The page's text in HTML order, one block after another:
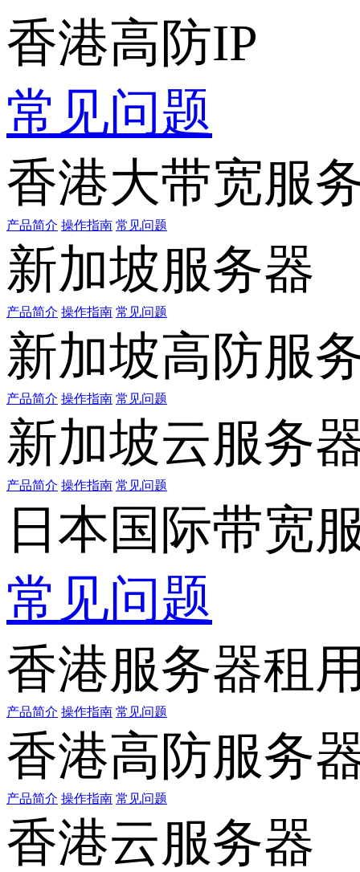
香港高防IP
常见问题
香港大带宽服
产品简介 操作指南 常见问题
新加坡服务器
产品简介 操作指南 常见问题
新加坡高防服
产品简介 操作指南 常见问题
新加坡云服务
产品简介 操作指南 常见问题
日本国际带宽
常见问题
香港服务器租
产品简介 操作指南 常见问题
香港高防服务
产品简介 操作指南 常见问题
香港云服务器